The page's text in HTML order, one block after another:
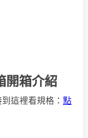
開箱介紹
這裡看規格： 點